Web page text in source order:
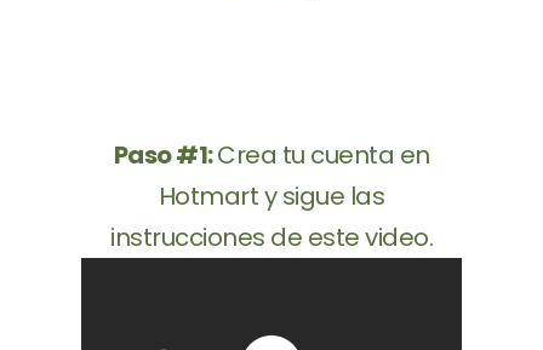
Paso #1:Crea tu cuenta en
Hotmart y sigue las
instrucciones de este video.